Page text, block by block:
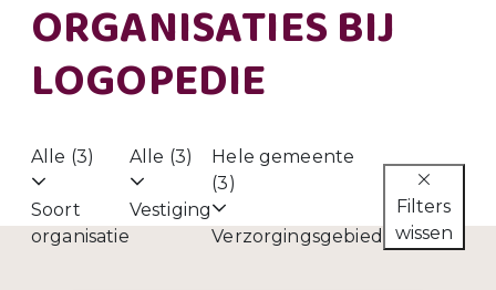
ORGANISATIES BIJ
LOGOPEDIE
Alle (3)
Soort
organisatie
Alle (3)
Vestiging
Hele gemeente
(3)
Verzorgingsgebied
Filters
wissen